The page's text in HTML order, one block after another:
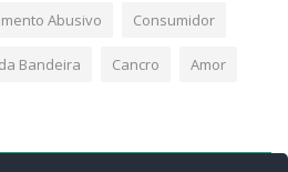
Abusivo Consumidor
Bandeira Cancro Amor